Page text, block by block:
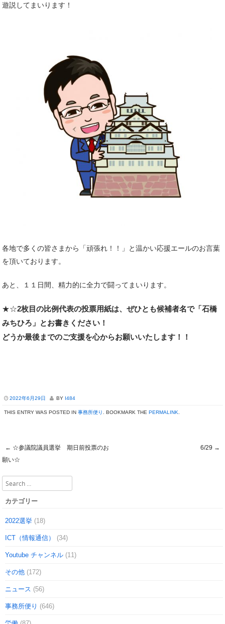
遊説してまいります！
各地で多くの皆さまから「頑張れ！！」と温かい応援エールのお言葉
を頂いております。
あと、１１日間、精力的に全力で闘ってまいります。
★☆2枚目の比例代表の投票用紙は、ぜひとも候補者名で「石橋
みちひろ」とお書きください！
どうか最後までのご支援を心からお願いいたします！！
2022年6月29日 BY I484
THIS ENTRY WAS POSTED IN 事務所便り . BOOKMARK THE PERMALINK
Post navigation
← ☆参議院議員選挙 期日前投票のお
願い☆
6/29 →
Search
カテゴリー
2022選挙 (18)
ICT（情報通信） (34)
Youtube チャンネル (11)
その他 (172)
ニュース (56)
事務所便り (646)